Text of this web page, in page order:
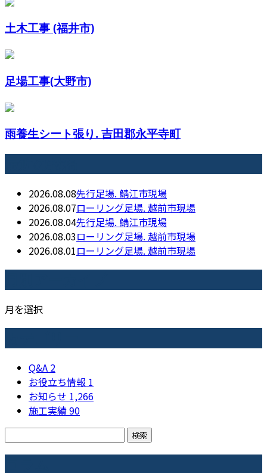
土木工事 (福井市)
足場工事(大野市)
雨養生シート張り. 吉田郡永平寺町
2026.08.08先行足場. 鯖江市現場
2026.08.07ローリング足場. 越前市現場
2026.08.04先行足場. 鯖江市現場
2026.08.03ローリング足場. 越前市現場
2026.08.01ローリング足場. 越前市現場
月を選択
Q&A 2
お役立ち情報 1
お知らせ 1,266
施工実績90